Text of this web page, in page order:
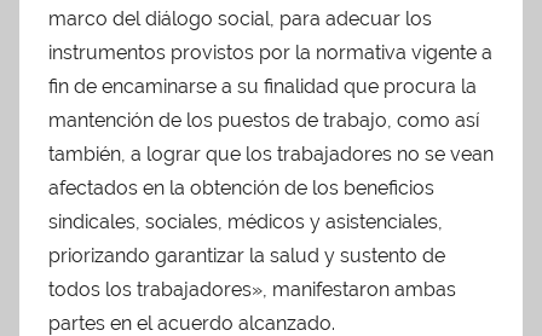
marco del diálogo social, para adecuar los
instrumentos provistos por la normativa vigente a
fin de encaminarse a su finalidad que procura la
mantención de los puestos de trabajo, como así
también, a lograr que los trabajadores no se vean
afectados en la obtención de los beneficios
sindicales, sociales, médicos y asistenciales,
priorizando garantizar la salud y sustento de
todos los trabajadores», manifestaron ambas
partes en el acuerdo alcanzado.